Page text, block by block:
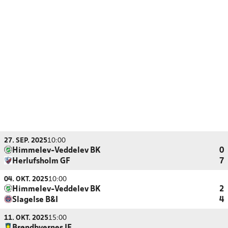
27. SEP. 202510:00
Himmelev-Veddelev BK
0
Herlufsholm GF
7
04. OKT. 202510:00
Himmelev-Veddelev BK
2
Slagelse B&I
4
11. OKT. 202515:00